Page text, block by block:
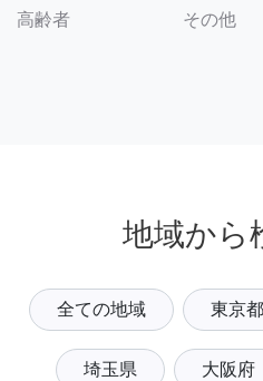
高齢者 その他
地域から
全ての地域 東京都
埼玉県 大阪府